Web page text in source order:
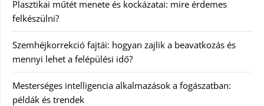
Plasztikai műtét menete és kockázatai: mire érdemes
felkészülni?
Szemhéjkorrekció fajtái: hogyan zajlik a beavatkozás és
mennyi lehet a felépülési idő?
Mesterséges intelligencia alkalmazások a fogászatban:
példák és trendek